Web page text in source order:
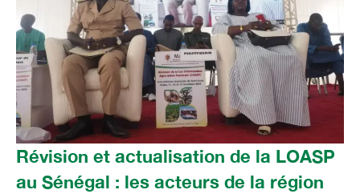
Révision et actualisation de la LOASP
au Sénégal : les acteurs de la région